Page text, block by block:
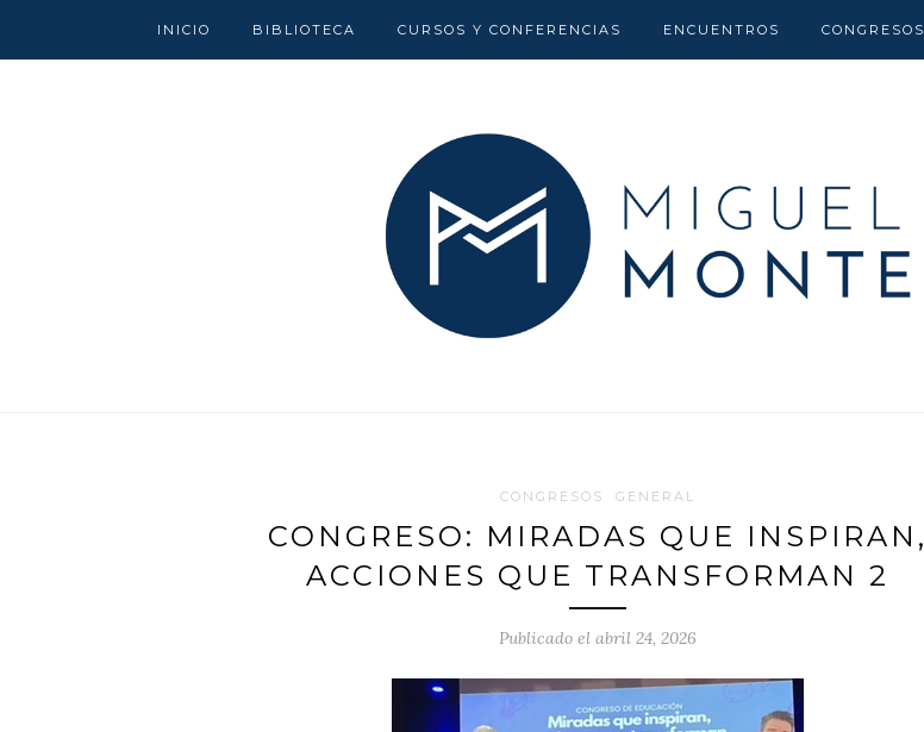
INICIO BIBLIOTECA CURSOS Y CONFERENCIAS ENCUENTROS CONGRESOS
CONGRESOS GENERAL
CONGRESO: MIRADAS QUE INSPIRAN,
ACCIONES QUE TRANSFORMAN 2
Publicado el abril 24, 2026